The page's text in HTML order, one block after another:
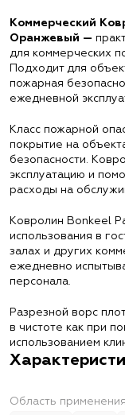
Коммерческий
Оранжевый —
для коммерческих
Подходит для
пожарная
ежедневной
Класс пожарной
покрытие на
безопасности.
эксплуатацию и
расходы на
Ковролин Bonkeel
использования в
залах и других
ежедневно
персонала.
Разрезной ворс
в чистоте как при
использованием
Область применения